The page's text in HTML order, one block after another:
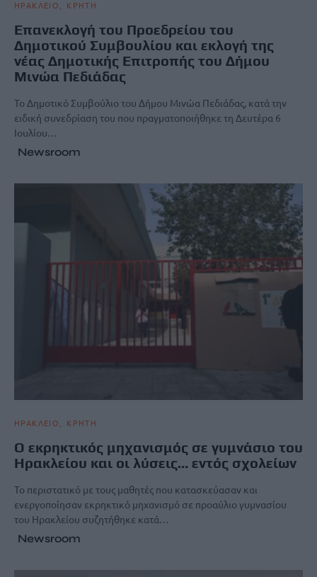
ΗΡΑΚΛΕΙΟ ΚΡΗΤΗ
Επανεκλογή του Προεδρείου του
Δημοτικού Συμβουλίου και εκλογή της
νέας Δημοτικής Επιτροπής του Δήμου
Μινώα Πεδιάδας
Το Δημοτικό Συμβούλιο του Δήμου Μινώα Πεδιάδας, κατά την
ειδική συνεδρίαση του που πραγματοποιήθηκε τη Δευτέρα 6
Ιουλίου…
Newsroom
ΗΡΑΚΛΕΙΟ ΚΡΗΤΗ
O εκρηκτικός μηχανισμός σε γυμνάσιο του
Ηρακλείου και οι λύσεις… εντός σχολείων
Το περιστατικό με τους μαθητές που κατασκεύασαν και
ενεργοποίησαν εκρηκτικό μηχανισμό σε προαύλιο γυμνασίου
του Ηρακλείου συζητήθηκε κατά…
Newsroom